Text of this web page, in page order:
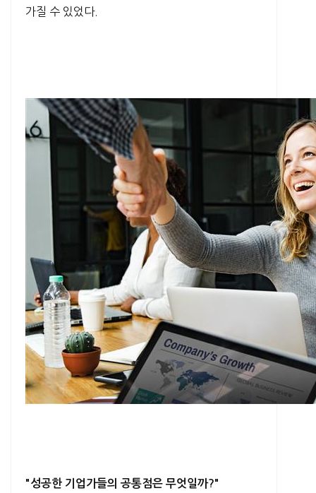
가질 수 있었다.
"성공한 기업가들의 공통점은 무엇일까?"